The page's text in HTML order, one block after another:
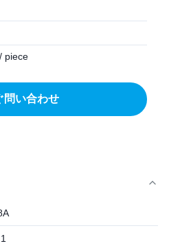
piece
問い合わせ